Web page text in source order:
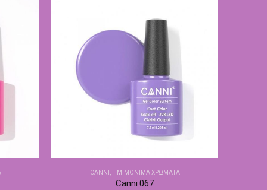
CANNI , ΗΜΙΜΌΝΙΜΑ ΧΡΏΜΑΤΑ
Canni 067